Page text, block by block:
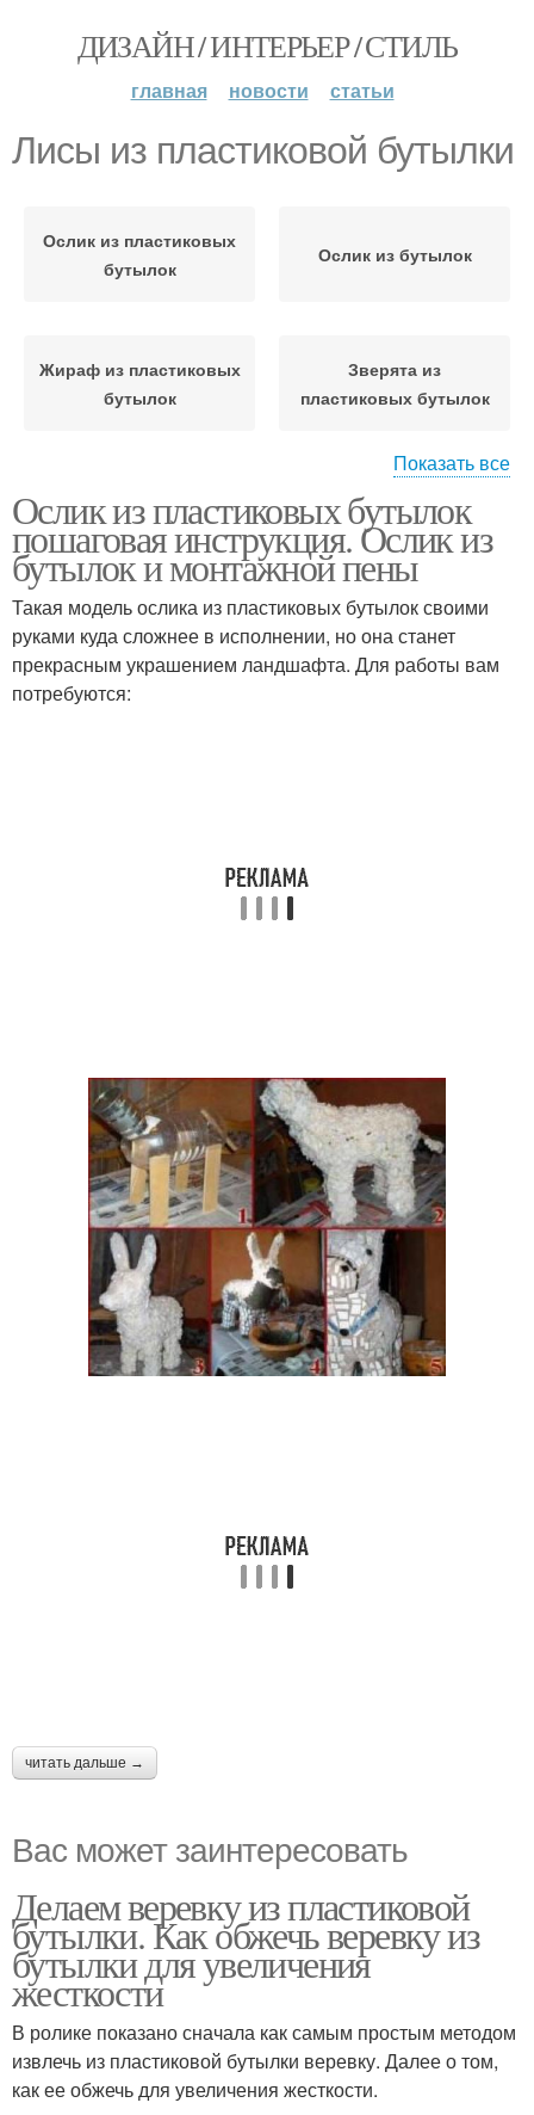
ДИЗАЙН / ИНТЕРЬЕР / СТИЛЬ
главная новости статьи
Лисы из пластиковой бутылки
Ослик из пластиковых
бутылок
Ослик из бутылок
Жираф из пластиковых
бутылок
Зверята из
пластиковых бутылок
бутылок
Лис из пластиковых
бутылок
Грибы из пластиковых
бутылок
Гриб из пластиковых
бутылок
Руки из пластиковых
Показать все
Ослик из пластиковых бутылок
пошаговая инструкция. Ослик из
бутылок и монтажной пены
Такая модель ослика из пластиковых бутылок своими
руками куда сложнее в исполнении, но она станет
прекрасным украшением ландшафта. Для работы вам
потребуются:
читать дальше →
Вас может заинтересовать
Делаем веревку из пластиковой
бутылки. Как обжечь веревку из
бутылки для увеличения
жесткости
В ролике показано сначала как самым простым методом
извлечь из пластиковой бутылки веревку. Далее о том,
как ее обжечь для увеличения жесткости.